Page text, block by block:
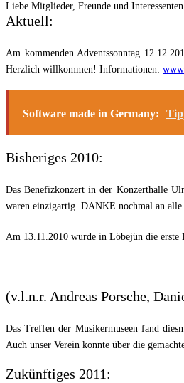
Liebe Mitglieder, Freunde und
Aktuell:
Am kommenden Adventssonntag
Herzlich willkommen! Informationen:
Software made in Germany:
Bisheriges 2010:
Das Benefizkonzert in der Konzerthalle
waren einzigartig. DANKE nochmal an alle
Am 13.11.2010 wurde in Löbejün die erste
(v.l.n.r. Andreas Porsche,
Das Treffen der Musikermuseen fand
Auch unser Verein konnte über die
Zukünftiges 2011: